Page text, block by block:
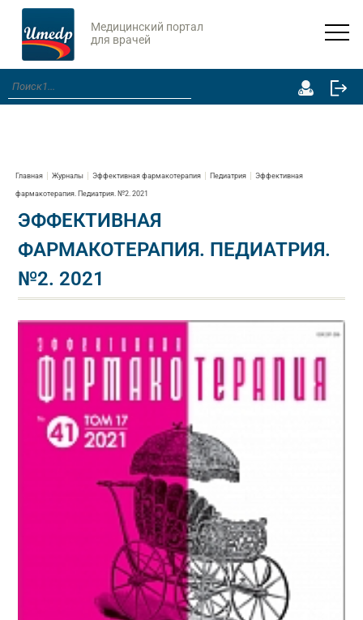
Медицинский портал
для врачей
Главная Журналы Эффективная фармакотерапия Педиатрия Эффективная
фармакотерапия. Педиатрия. №2. 2021
ЭФФЕКТИВНАЯ
ФАРМАКОТЕРАПИЯ. ПЕДИАТРИЯ.
№2. 2021